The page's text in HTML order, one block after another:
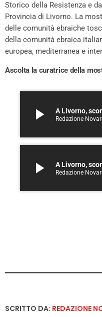
Storico della Resistenza e
Provincia di Livorno. La
delle comunità ebraiche
della comunità ebraica
europea, mediterranea e
Ascolta la curatrice della
play_arrow Redazione
play_arrow Redazione
SCRITTO DA: REDAZIONE